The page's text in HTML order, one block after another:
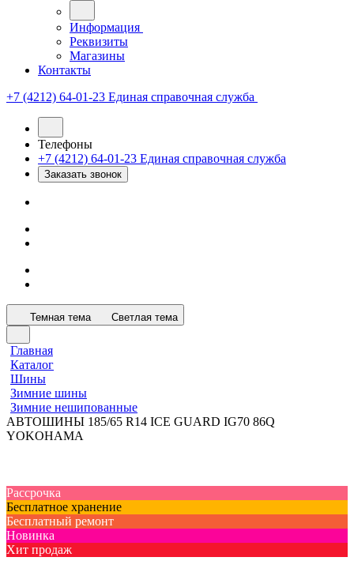
Информация
Реквизиты
Магазины
Контакты
+7 (4212) 64-01-23 Единая справочная служба
Телефоны
+7 (4212) 64-01-23 Единая справочная служба
Заказать звонок
Темная тема Светлая тема
Главная
Каталог
Шины
Зимние шины
Зимние нешипованные
АВТОШИНЫ 185/65 R14 ICE GUARD IG70 86Q
YOKOHAMA
Рассрочка
Бесплатное хранение
Бесплатный ремонт
Новинка
Хит продаж